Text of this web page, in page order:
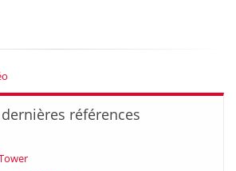
dernières références